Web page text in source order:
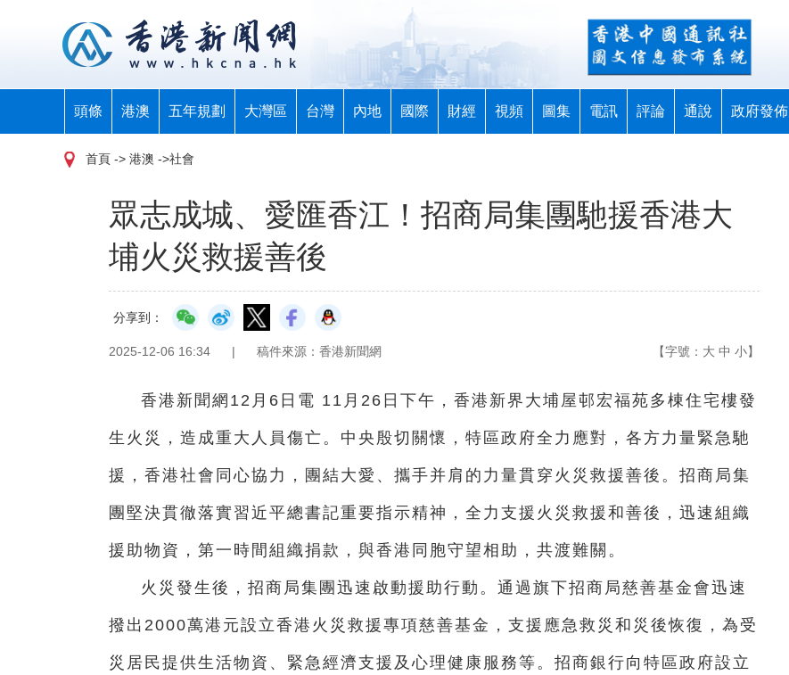
頭條 港澳 五年規劃 大灣區 台灣 內地 國際 財經 視頻 圖集 電訊 評論 通說 政府發佈
首頁 -> 港澳 ->社會
眾志成城、愛匯香江！招商局集團馳援香港大
埔火災救援善後
分享到：
2025-12-06 16:34 | 稿件來源：香港新聞網 【字號： 大 中 小】
香港新聞網12月6日電 11月26日下午，香港新界大埔屋邨宏福苑多棟住宅樓發
生火災，造成重大人員傷亡。中央殷切關懷，特區政府全力應對，各方力量緊急馳
援，香港社會同心協力，團結大愛、攜手并肩的力量貫穿火災救援善後。招商局集
團堅決貫徹落實習近平總書記重要指示精神，全力支援火災救援和善後，迅速組織
援助物資，第一時間組織捐款，與香港同胞守望相助，共渡難關。
火災發生後，招商局集團迅速啟動援助行動。通過旗下招商局慈善基金會迅速
撥出2000萬港元設立香港火災救援專項慈善基金，支援應急救災和災後恢復，為受
災居民提供生活物資、緊急經濟支援及心理健康服務等。招商銀行向特區政府設立